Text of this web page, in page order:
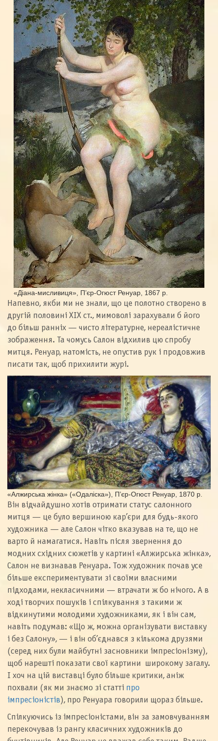
«Діана-мисливиця», П’єр-Огюст Ренуар, 1867 р.
Напевно, якби ми не знали, що це полотно створено в
другій половині ХІХ ст., мимоволі зарахували б його
до більш ранніх — чисто літературне, нереалістичне
зображення. Та чомусь Салон відхилив цю спробу
митця. Ренуар, натомість, не опустив рук і продовжив
писати так, щоб прихилити журі.
«Алжирська жінка» («Одаліска»), П’єр-Огюст Ренуар, 1870 р.
Він відчайдушно хотів отримати статус салонного
митця — це було вершиною кар’єри для будь-якого
художника — але Салон чітко вказував на те, що не
варто й намагатися. Навіть після звернення до
модних східних сюжетів у картині «Алжирська жінка»,
Салон не визнавав Ренуара. Тож художник почав усе
більше експериментувати зі своїми власними
підходами, некласичними — втрачати ж бо нічого. А в
ході творчих пошуків і спілкування з такими ж
відкинутими молодими художниками, як і він сам,
навіть подумав: «Що ж, можна організувати виставку
і без Салону», — і він об’єднався з кількома друзями
(серед них були майбутні засновники імпресіонізму),
щоб нарешті показати свої картини широкому загалу.
І хоч на цій виставці було більше критики, аніж
похвали (як ми знаємо зі статті про
імпресіоністів), про Ренуара говорили щораз більше.
Спілкуючись із імпресіоністами, він за замовчуванням
перекочував із рангу класичних художників до